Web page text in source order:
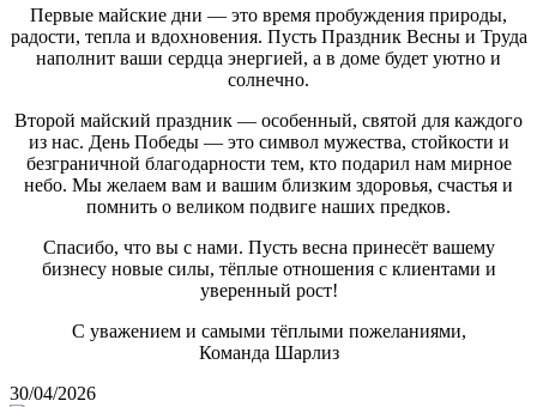
Первые майские дни — это время пробуждения природы,
радости, тепла и вдохновения. Пусть Праздник Весны и Труда
наполнит ваши сердца энергией, а в доме будет уютно и
солнечно.
Второй майский праздник — особенный, святой для каждого
из нас. День Победы — это символ мужества, стойкости и
безграничной благодарности тем, кто подарил нам мирное
небо. Мы желаем вам и вашим близким здоровья, счастья и
помнить о великом подвиге наших предков.
Спасибо, что вы с нами. Пусть весна принесёт вашему
бизнесу новые силы, тёплые отношения с клиентами и
уверенный рост!
С уважением и самыми тёплыми пожеланиями,
Команда Шарлиз
30/04/2026